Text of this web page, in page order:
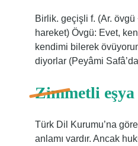
Birlik. geçişli f. (Ar. övgü
hareket) Övgü: Evet,
kendimi bilerek
diyorlar (Peyâmi
Zimmetli eşya
Türk Dil Kurumu’na
anlamı vardır. Ancak